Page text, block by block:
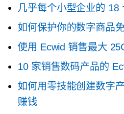
几乎每个小型企业的 18
如何保护你的数字商品
使用 Ecwid 销售最大
10 家销售数码产品的
如何用零技能创建数字
赚钱